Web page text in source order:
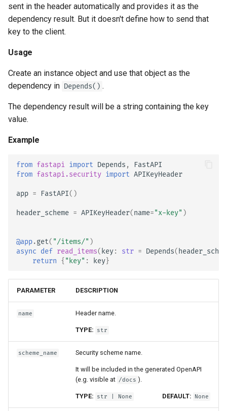
OAuth2 Password Form
OAuth2PasswordRequestForm
grant_type
scopes
OAuth2PasswordRequestFormS
trict
Example
username
sent in the header automatically and provides it as the
dependency result. But it doesn't define how to send that
key to the client.
Usage
Create an instance object and use that object as the
dependency in Depends() .
The dependency result will be a string containing the key
value.
Example
from fastapi import Depends ,
FastAPI
from fastapi.security import APIKeyHeader
app = FastAPI()
header_scheme = APIKeyHeader(name="x-key" )
@app.get( "/items/" )
async def read_items( key: str = Depends(
return { "key" : key}
PARAMETER DESCRIPTION
name Header name.
TYPE: str
scheme_name Security scheme name.
It will be included in the generated OpenAPI
(e.g. visible at /docs ).
TYPE: str | None DEFAULT: None